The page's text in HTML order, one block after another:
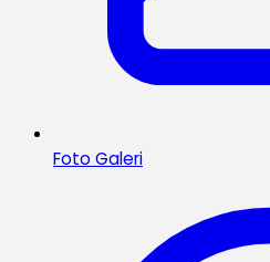
Foto Galeri